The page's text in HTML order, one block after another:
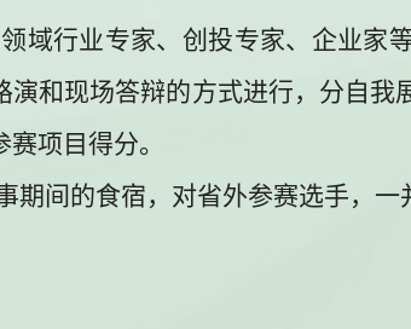
域行业专家、创投专家、企业家
和现场答辩的方式进行，分自
项目得分。
间的食宿，对省外参赛选手，一